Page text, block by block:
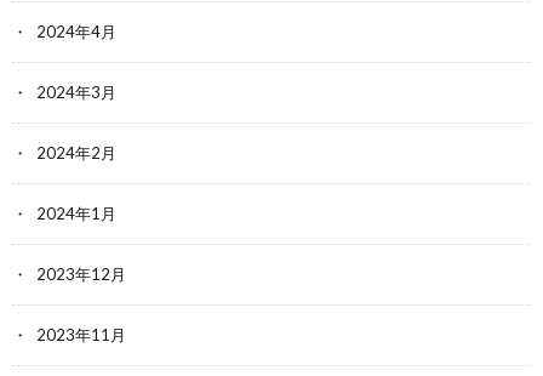
2024年4月
2024年3月
2024年2月
2024年1月
2023年12月
2023年11月